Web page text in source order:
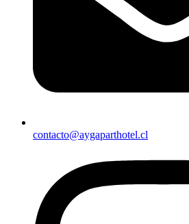
contacto@aygaparthotel.cl